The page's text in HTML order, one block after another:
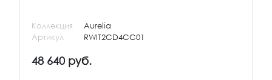
Коллекция
Aurelia
Артикул
RWIT2CD4CC01
48 640 руб.